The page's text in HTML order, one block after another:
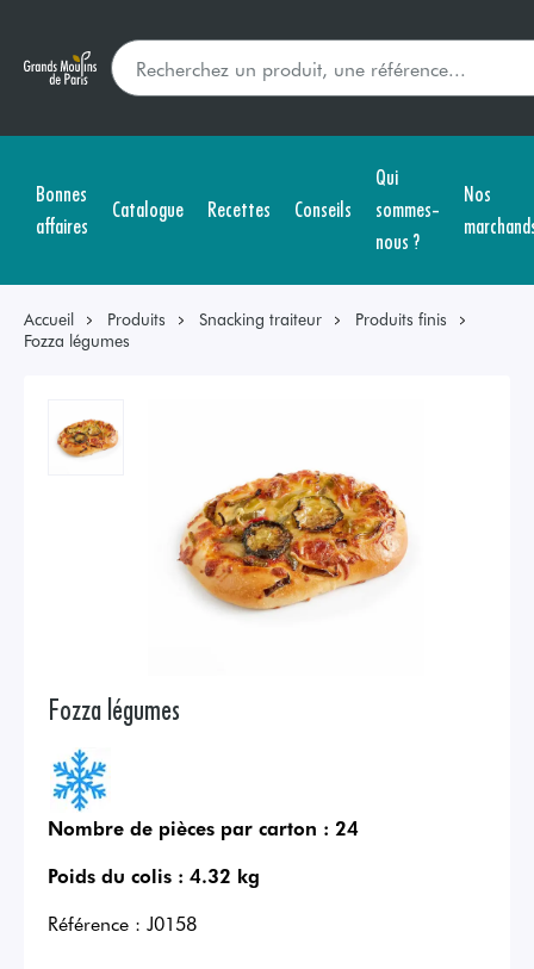
Bonnes
affaires
Catalogue Recettes Conseils
Qui
sommes-
nous ?
Nos
Accueil Produits Snacking traiteur
Produits finis
Fozza légumes
Fozza légumes
Nombre de pièces par carton : 24
Poids du colis : 4.32 kg
Référence : J0158